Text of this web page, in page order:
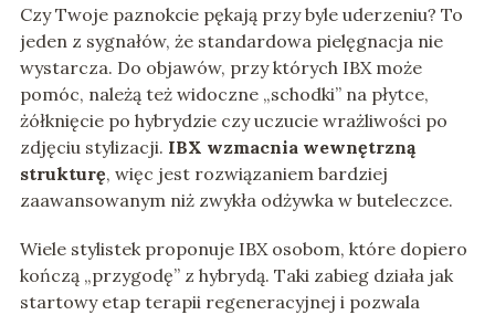
Czy Twoje paznokcie pękają przy byle uderzeniu? To
jeden z sygnałów, że standardowa pielęgnacja nie
wystarcza. Do objawów, przy których IBX może
pomóc, należą też widoczne „schodki” na płytce,
żółknięcie po hybrydzie czy uczucie wrażliwości po
zdjęciu stylizacji. IBX wzmacnia wewnętrzną
strukturę, więc jest rozwiązaniem bardziej
zaawansowanym niż zwykła odżywka w buteleczce.
Wiele stylistek proponuje IBX osobom, które dopiero
kończą „przygodę” z hybrydą. Taki zabieg działa jak
startowy etap terapii regeneracyjnej i pozwala